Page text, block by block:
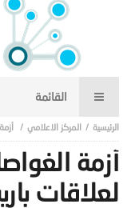
المركز الاعلامي
أزمة
لعلاقات